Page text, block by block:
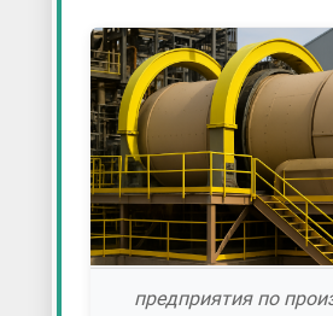
предприятия по